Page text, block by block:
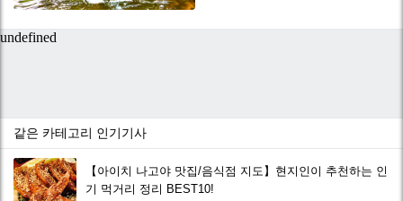
같은 카테고리 인기기사
【아이치 나고야 맛집/음식점 지도】현지인이 추천하는 인
기 먹거리 정리 BEST10!